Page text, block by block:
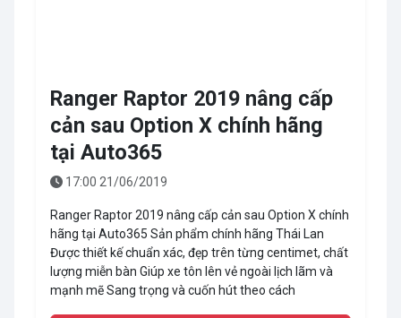
Ranger Raptor 2019 nâng cấp
cản sau Option X chính hãng
tại Auto365
17:00 21/06/2019
Ranger Raptor 2019 nâng cấp cản sau Option X chính
hãng tại Auto365 Sản phẩm chính hãng Thái Lan
Được thiết kế chuẩn xác, đẹp trên từng centimet, chất
lượng miễn bàn Giúp xe tôn lên vẻ ngoài lịch lãm và
mạnh mẽ Sang trọng và cuốn hút theo cách